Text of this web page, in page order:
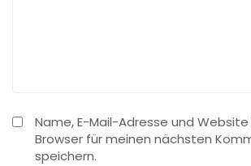
Name, E-Mail-Adresse und
Browser für meinen nächsten
speichern.